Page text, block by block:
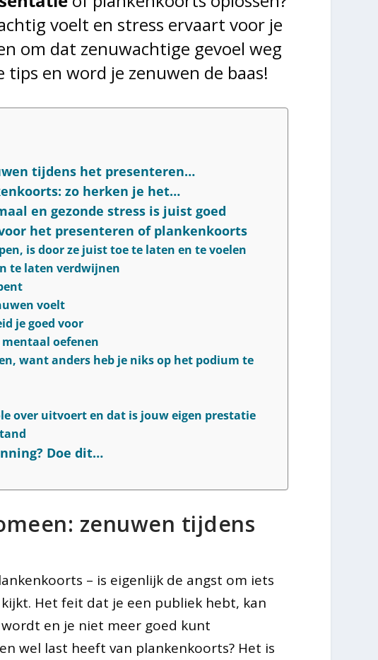
voelt en stress ervaart voor je
om dat zenuwachtige gevoel weg
tips en word je zenuwen de baas!
tijdens het presenteren…
zo herken je het…
en gezonde stress is juist goed
het presenteren of plankenkoorts
is door ze juist toe te laten en te voelen
te laten verdwijnen
voelt
je goed voor
oefenen
want anders heb je niks op het podium te
over uitvoert en dat is jouw eigen prestatie
Doe dit…
zenuwen tijdens
– is eigenlijk de angst om iets
Het feit dat je een publiek hebt, kan
en je niet meer goed kunt
wel last heeft van plankenkoorts? Het is